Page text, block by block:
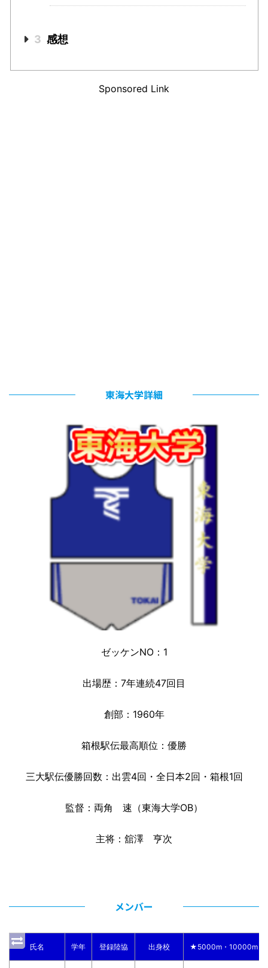
3 感想
Sponsored Link
東海大学詳細
ゼッケンNO：1
出場歴：7年連続47回目
創部：1960年
箱根駅伝最高順位：優勝
三大駅伝優勝回数：出雲4回・全日本2回・箱根1回
監督：両角 速（東海大学OB）
主将：舘澤 亨次
メンバー
氏名 学年 登録陸協 出身校 ★5000m・10000m